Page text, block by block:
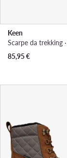
Keen
85,95€